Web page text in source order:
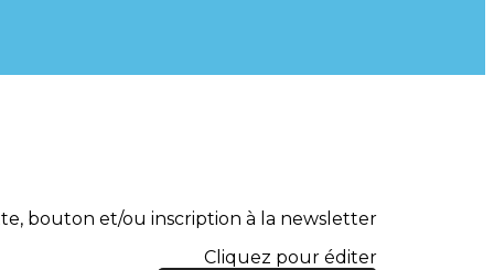
bouton et/ou inscription à la newsletter
Cliquez pour éditer